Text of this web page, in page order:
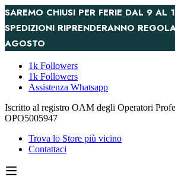
SAREMO CHIUSI PER FERIE DAL 9 AL
SPEDIZIONI RIPRENDERANNO
AGOSTO
1k Followers
1k Followers
Assistenza Whatsapp
Iscritto al registro OAM degli Operatori
OPO5005947
Trova lo Store più vicino
Contattaci